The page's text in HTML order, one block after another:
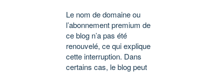
Le nom de domaine ou
l’abonnement premium de
ce blog n’a pas été
renouvelé, ce qui explique
cette interruption. Dans
certains cas, le blog peut